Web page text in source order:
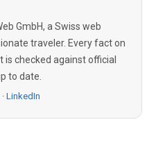
GmbH, a Swiss web
traveler. Every fact on
is checked against official
to date.
· LinkedIn